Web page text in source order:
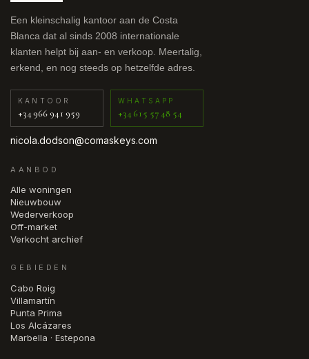
Een kleinschalig kantoor aan de Costa
Blanca dat al sinds 2008 internationale
klanten helpt bij aan- en verkoop. Meertalig,
erkend, en nog steeds op hetzelfde adres.
KANTOOR
+34 966 941 959
WHATSAPP
+34 615 57 48 54
nicola.dodson@comaskeys.com
AANBOD
Alle woningen
Nieuwbouw
Wederverkoop
Off-market
Verkocht archief
GEBIEDEN
Cabo Roig
Villamartín
Punta Prima
Los Alcázares
Marbella · Estepona